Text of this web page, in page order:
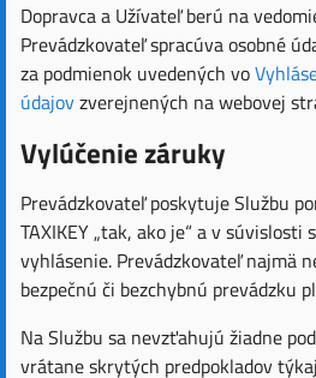
Dopravca a Užívateľ berú na
Prevádzkovateľ spracúva osobné
za podmienok uvedených vo
údajovzverejnených na webovej
Vylúčenie záruky
Prevádzkovateľ poskytuje Službu
TAXIKEY „tak, ako je“ a v súvislosti
vyhlásenie. Prevádzkovateľ najmä
bezpečnú či bezchybnú prevádzku
Na Službu sa nevzťahujú žiadne
vrátane skrytých predpokladov